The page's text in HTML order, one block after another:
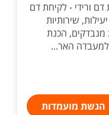
דם ורידי - לקיחת דם
שירותיות
מנבדקים, הכנת
למעבדה האר...
הגשת מועמדות